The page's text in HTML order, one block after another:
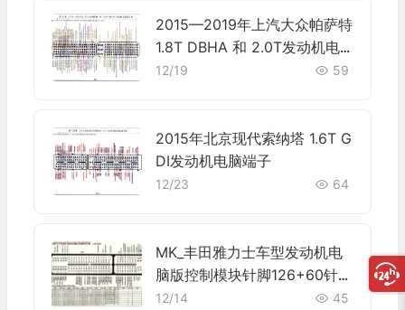
2015—2019年上汽大众帕萨特
1.8T DBHA 和 2.0T发动机电
脑端子
12/19 59
2015年北京现代索纳塔 1.6T G
DI发动机电脑端子
12/23 64
MK_丰田雅力士车型发动机电
脑版控制模块针脚126+60针
端子图
12/14 45